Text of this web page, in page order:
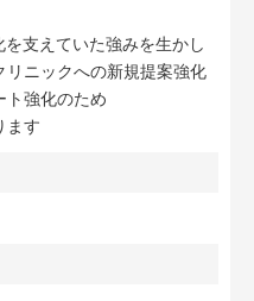
支えていた強みを生かし
ニックへの新規提案強化
ト強化のため
ます